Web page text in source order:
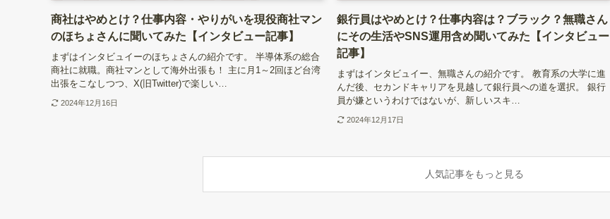
商社はやめとけ？仕事内容・やりがいを現役商社マン
のほちょさんに聞いてみた【インタビュー記事】
まずはインタビュイーのほちょさんの紹介です。 半導体系の総合
商社に就職。商社マンとして海外出張も！ 主に月1～2回ほど台湾
出張をこなしつつ、X(旧Twitter)で楽しい…
2024年12月16日
銀行員はやめとけ？仕事内容は？ブラック？無職さん
にその生活やSNS運用含め聞いてみた【インタビュー
記事】
まずはインタビュイー、無職さんの紹介です。 教育系の大学に進
んだ後、セカンドキャリアを見越して銀行員への道を選択。 銀行
員が嫌というわけではないが、新しいスキ…
2024年12月17日
人気記事をもっと見る